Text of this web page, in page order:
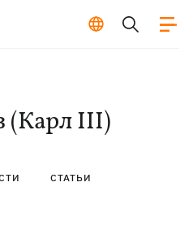
(Карл III)
СТАТЬИ